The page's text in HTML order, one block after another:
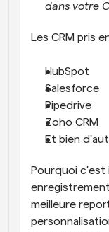
dans votre
Les CRM pris
HubSpot
Salesforce
Pipedrive
Zoho CRM
Et bien
Pourquoi c'est
meilleure